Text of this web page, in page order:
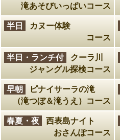
滝あそびいっぱいコース
半日
カヌー体験
コース
半日・ランチ付
クーラ川
ジャングル探検コース
早朝
ピナイサーラの滝
（滝つぼ＆滝うえ）コース
春夏・夜
西表島ナイト
おさんぽコース